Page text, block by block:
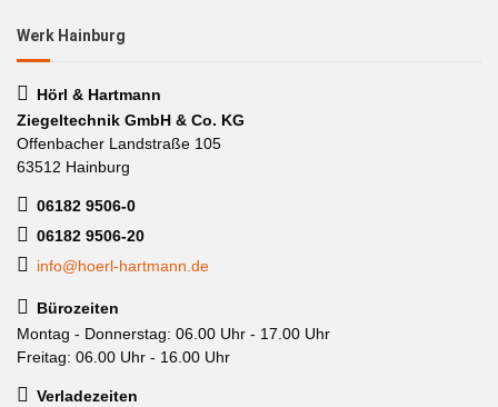
Werk Hainburg
Hörl & Hartmann
Ziegeltechnik GmbH & Co. KG
Offenbacher Landstraße 105
63512 Hainburg
06182 9506-0
06182 9506-20
info@hoerl-hartmann.de
Bürozeiten
Montag - Donnerstag: 06.00 Uhr - 17.00 Uhr
Freitag: 06.00 Uhr - 16.00 Uhr
Verladezeiten